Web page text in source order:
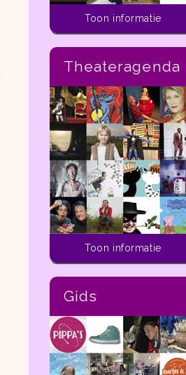
Toon informatie
Activiteiten voor kinderen
In de ladder van
dekleineladder.nl vind je
alle activiteiten die je
in de toekomst kunt doen
met kinderen van 0 t/m 12
jaar in de regio Haarlem.
In deladdervan
Theateragenda
Toon informatie
Gids